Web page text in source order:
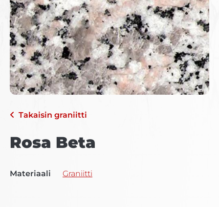
Takaisin graniitti
Rosa Beta
Materiaali Graniitti